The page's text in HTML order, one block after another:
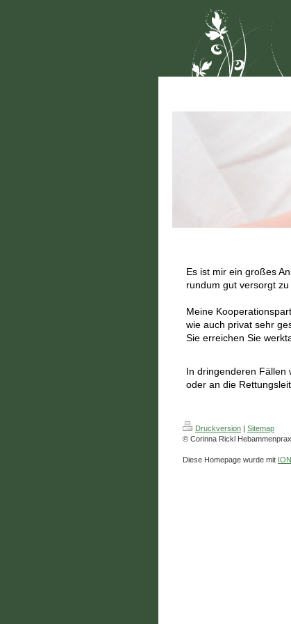
Es ist mir ein großes
rundum gut versorgt zu
Meine
wie auch privat sehr
Sie erreichen Sie
In dringenderen Fällen
oder an die
Druckversion | Sitemap
© Corinna Rickl
Diese Homepage wurde mit